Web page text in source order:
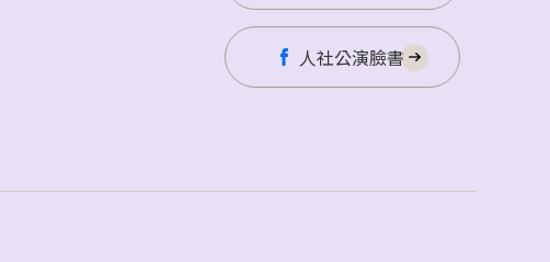
人社公演臉書